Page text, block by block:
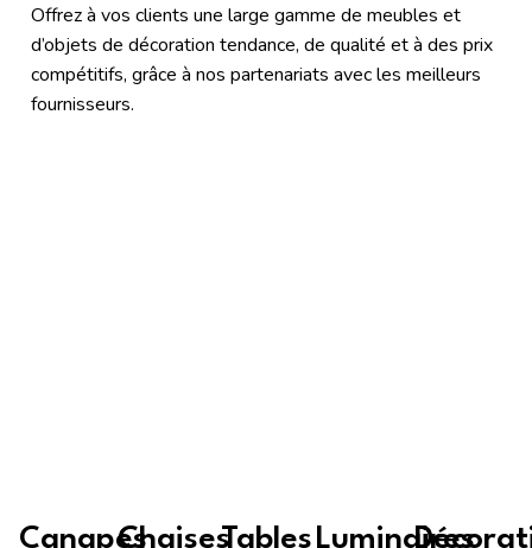
Offrez à vos clients une large gamme de meubles et
d’objets de décoration tendance, de qualité et à des prix
compétitifs, grâce à nos partenariats avec les meilleurs
fournisseurs.
CanapésChaisesTables Luminaires